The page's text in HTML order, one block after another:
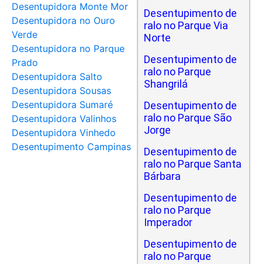
Desentupidora Monte Mor
Desentupidora no Ouro
Verde
Desentupidora no Parque
Prado
Desentupidora Salto
Desentupidora Sousas
Desentupidora Sumaré
Desentupidora Valinhos
Desentupidora Vinhedo
Desentupimento Campinas
Desentupimento de
ralo no Parque Via
Norte
Desentupimento de
ralo no Parque
Shangrilá
Desentupimento de
ralo no Parque São
Jorge
Desentupimento de
ralo no Parque Santa
Bárbara
Desentupimento de
ralo no Parque
Imperador
Desentupimento de
ralo no Parque